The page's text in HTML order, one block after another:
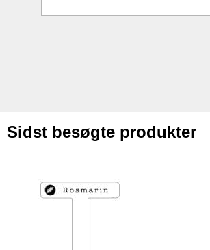
Sidst besøgte produkter